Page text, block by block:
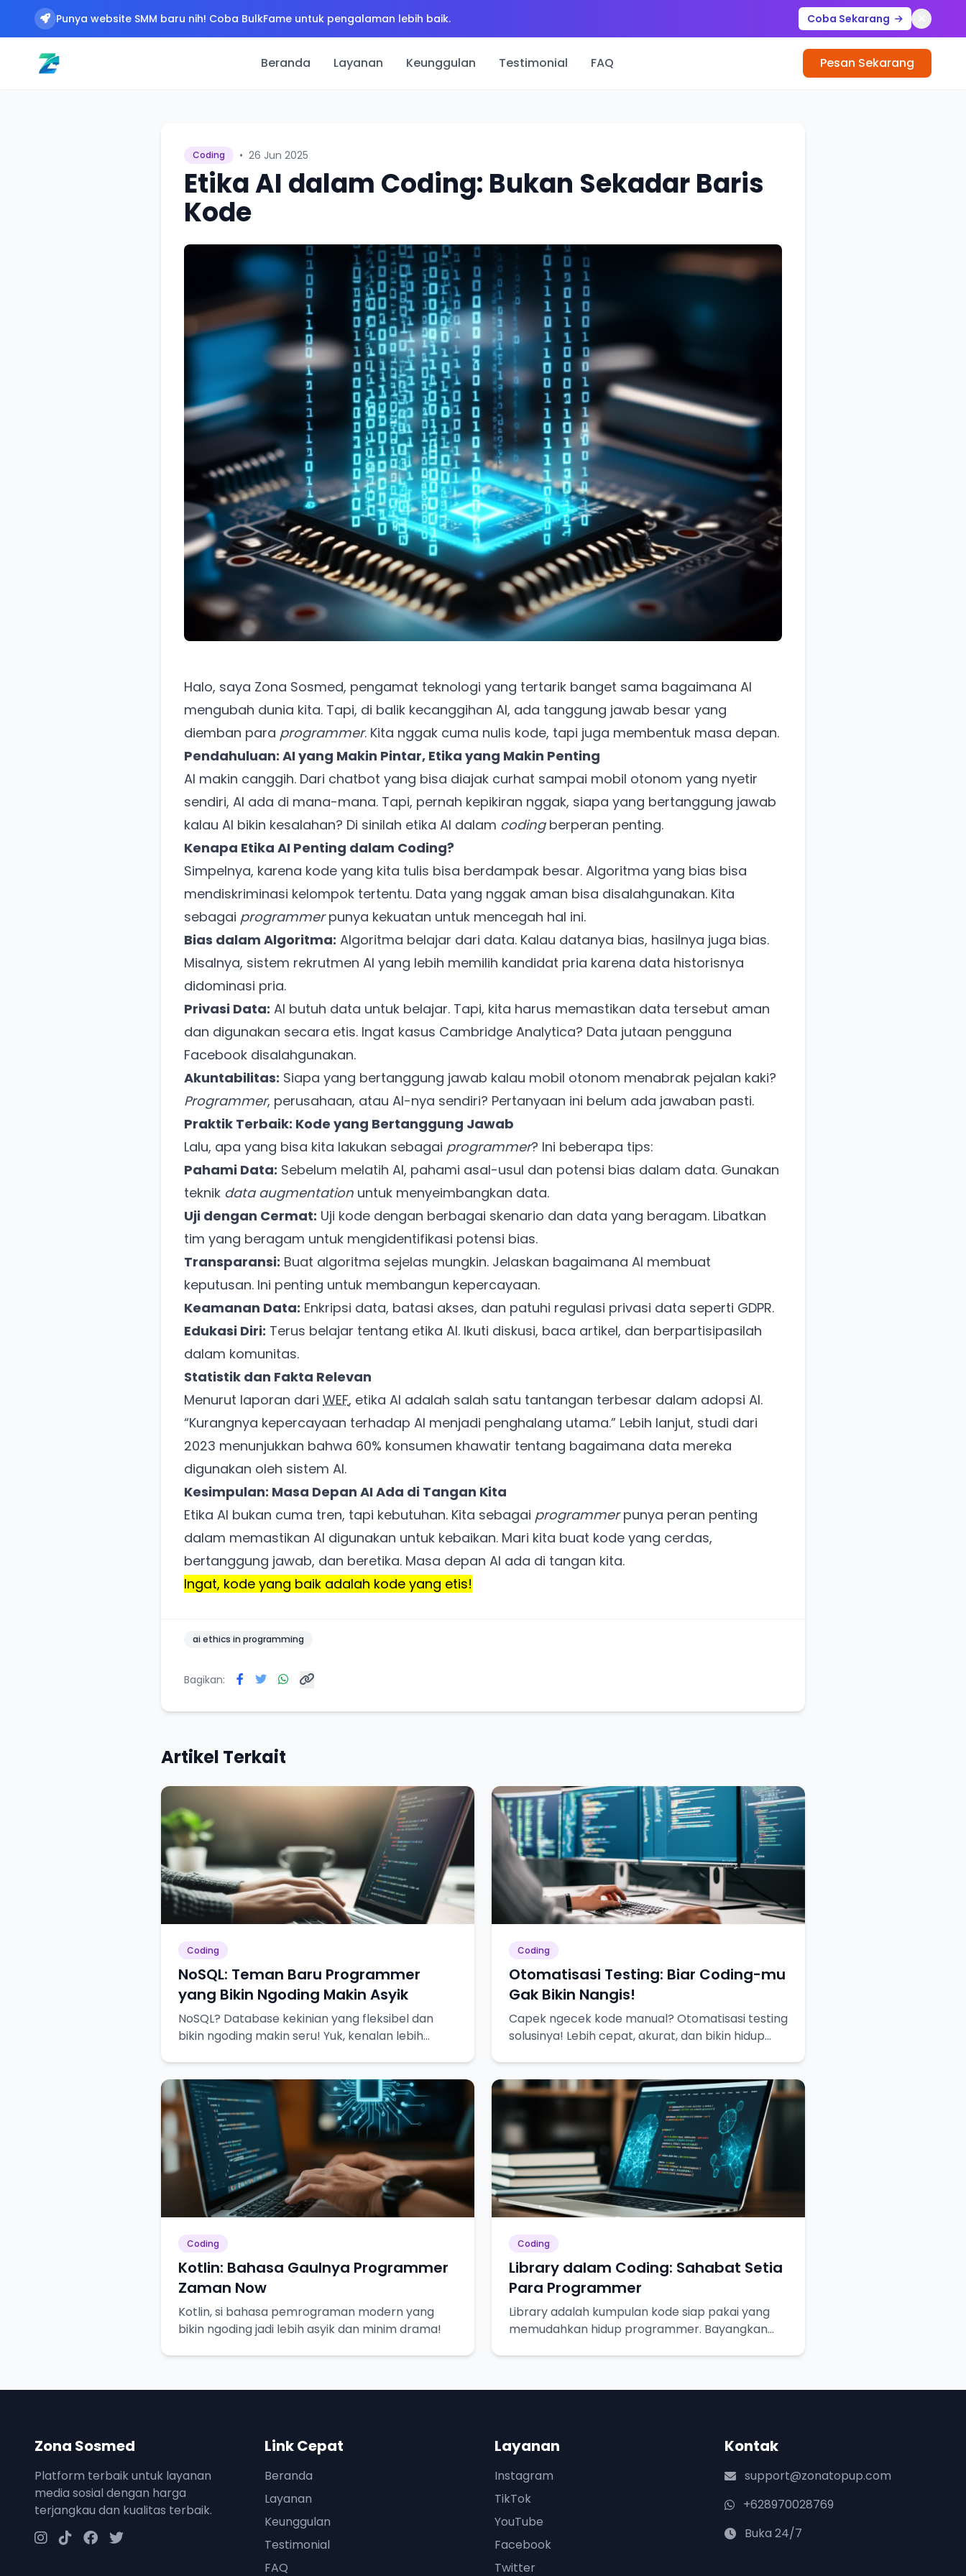
Punya website SMM baru nih! Coba BulkFame untuk pengalaman lebih baik. Coba Sekarang
Beranda Layanan Keunggulan Testimonial FAQ Pesan Sekarang
Coding • 26 Jun 2025
Etika AI dalam Coding: Bukan Sekadar Baris
Kode
Halo, saya Zona Sosmed, pengamat teknologi yang tertarik banget sama bagaimana AI
mengubah dunia kita. Tapi, di balik kecanggihan AI, ada tanggung jawab besar yang
diemban para programmer. Kita nggak cuma nulis kode, tapi juga membentuk masa depan.
Pendahuluan: AI yang Makin Pintar, Etika yang Makin Penting
AI makin canggih. Dari chatbot yang bisa diajak curhat sampai mobil otonom yang nyetir
sendiri, AI ada di mana-mana. Tapi, pernah kepikiran nggak, siapa yang bertanggung jawab
kalau AI bikin kesalahan? Di sinilah etika AI dalam codingberperan penting.
Kenapa Etika AI Penting dalam Coding?
Simpelnya, karena kode yang kita tulis bisa berdampak besar. Algoritma yang bias bisa
mendiskriminasi kelompok tertentu. Data yang nggak aman bisa disalahgunakan. Kita
sebagai programmerpunya kekuatan untuk mencegah hal ini.
Bias dalam Algoritma: Algoritma belajar dari data. Kalau datanya bias, hasilnya juga bias.
Misalnya, sistem rekrutmen AI yang lebih memilih kandidat pria karena data historisnya
didominasi pria.
Privasi Data: AI butuh data untuk belajar. Tapi, kita harus memastikan data tersebut aman
dan digunakan secara etis. Ingat kasus Cambridge Analytica? Data jutaan pengguna
Facebook disalahgunakan.
Akuntabilitas: Siapa yang bertanggung jawab kalau mobil otonom menabrak pejalan kaki?
Programmer, perusahaan, atau AI-nya sendiri? Pertanyaan ini belum ada jawaban pasti.
Praktik Terbaik: Kode yang Bertanggung Jawab
Lalu, apa yang bisa kita lakukan sebagai programmer? Ini beberapa tips:
Pahami Data: Sebelum melatih AI, pahami asal-usul dan potensi bias dalam data. Gunakan
teknik data augmentation untuk menyeimbangkan data.
Uji dengan Cermat: Uji kode dengan berbagai skenario dan data yang beragam. Libatkan
tim yang beragam untuk mengidentifikasi potensi bias.
Transparansi: Buat algoritma sejelas mungkin. Jelaskan bagaimana AI membuat
keputusan. Ini penting untuk membangun kepercayaan.
Keamanan Data: Enkripsi data, batasi akses, dan patuhi regulasi privasi data seperti GDPR.
Edukasi Diri: Terus belajar tentang etika AI. Ikuti diskusi, baca artikel, dan berpartisipasilah
dalam komunitas.
Statistik dan Fakta Relevan
Menurut laporan dari WEF, etika AI adalah salah satu tantangan terbesar dalam adopsi AI.
Kurangnya kepercayaan terhadap AI menjadi penghalang utama. Lebih lanjut, studi dari
2023 menunjukkan bahwa 60% konsumen khawatir tentang bagaimana data mereka
digunakan oleh sistem AI.
Kesimpulan: Masa Depan AI Ada di Tangan Kita
Etika AI bukan cuma tren, tapi kebutuhan. Kita sebagai programmerpunya peran penting
dalam memastikan AI digunakan untuk kebaikan. Mari kita buat kode yang cerdas,
bertanggung jawab, dan beretika. Masa depan AI ada di tangan kita.
Ingat, kode yang baik adalah kode yang etis!
ai ethics in programming
Bagikan:
Artikel Terkait
Coding
NoSQL: Teman Baru Programmer
yang Bikin Ngoding Makin Asyik
NoSQL? Database kekinian yang fleksibel dan
bikin ngoding makin seru! Yuk, kenalan lebih
Coding
Otomatisasi Testing: Biar Coding-mu
Gak Bikin Nangis!
Capek ngecek kode manual? Otomatisasi testing
solusinya! Lebih cepat, akurat, dan bikin hidup
Coding
Kotlin: Bahasa Gaulnya Programmer
Zaman Now
Kotlin, si bahasa pemrograman modern yang
bikin ngoding jadi lebih asyik dan minim drama!
Coding
Library dalam Coding: Sahabat Setia
Para Programmer
Library adalah kumpulan kode siap pakai yang
memudahkan hidup programmer. Bayangkan
Zona Sosmed
Platform terbaik untuk layanan
media sosial dengan harga
terjangkau dan kualitas terbaik.
Link Cepat
Beranda
Layanan
Keunggulan
Testimonial
FAQ
Layanan
Instagram
TikTok
YouTube
Facebook
Twitter
Kontak
support@zonatopup.com
+628970028769
Buka 24/7
Ada Website Baru!
Khusus untuk kamu yang mau coba
Tanpa daftar ulang, gratis dicoba. Kamu tetap bisa pakai
Zona Sosmed kapan saja.
Coba BulkFame